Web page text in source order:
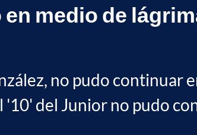
medio de
no pudo continuar
del Junior no pudo